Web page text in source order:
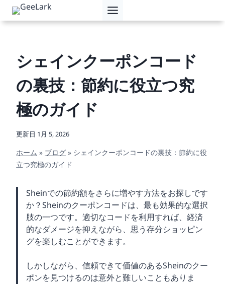
シェインクーポンコード
の裏技：節約に役立つ究
極のガイド
更新日 1月 5, 2026
ホーム » ブログ » シェインクーポンコードの裏技：節約に役
立つ究極のガイド
Sheinでの節約額をさらに増やす方法をお探しです
か？Sheinのクーポンコードは、最も効果的な選択
肢の一つです。適切なコードを利用すれば、経済
的なダメージを抑えながら、思う存分ショッピン
グを楽しむことができます。
しかしながら、信頼できて価値のあるSheinのクー
ポンを見つけるのは意外と難しいこともありま